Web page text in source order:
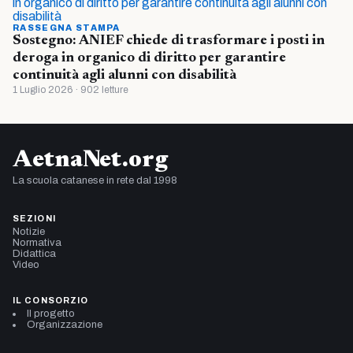
RASSEGNA STAMPA
Sostegno: ANIEF chiede di trasformare i posti in
deroga in organico di diritto per garantire
continuità agli alunni con disabilità
1 Luglio 2026 · 902 letture
AetnaNet.org
La scuola catanese in rete dal 1998
SEZIONI
Notizie
Normativa
Didattica
Video
IL CONSORZIO
Il progetto
Organizzazione